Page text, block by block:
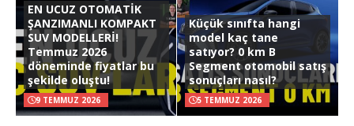
EN UCUZ OTOMATİK
ŞANZIMANLI KOMPAKT
SUV MODELLERİ!
Temmuz 2026
döneminde fiyatlar bu
şekilde oluştu!
9 TEMMUZ 2026
Küçük sınıfta hangi
model kaç tane
satıyor? 0 km B
Segment otomobil satış
sonuçları nasıl?
5 TEMMUZ 2026